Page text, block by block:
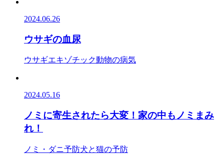
2024.06.26
ウサギの血尿
ウサギエキゾチック動物の病気
2024.05.16
ノミに寄生されたら大変！家の中もノミまみ
れ！
ノミ・ダニ予防犬と猫の予防